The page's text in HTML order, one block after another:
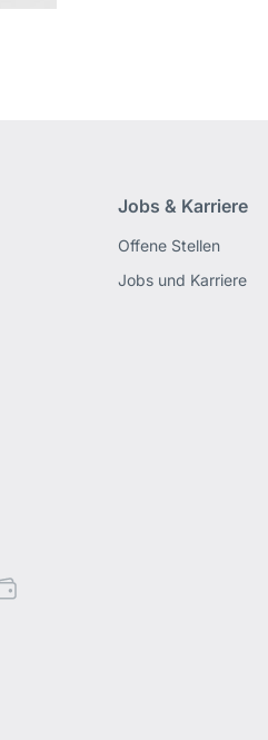
Jobs & Karriere
Offene Stellen
Jobs und Karriere